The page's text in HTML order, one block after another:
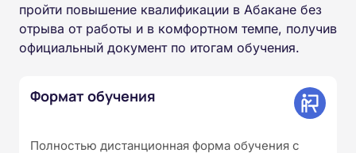
пройти повышение квалификации в Абакане без
отрыва от работы и в комфортном темпе, получив
официальный документ по итогам обучения.
Формат обучения
Полностью дистанционная форма обучения с